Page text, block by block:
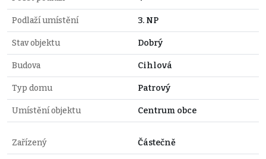
Podlaží umístění 3. NP
Stav objektu Dobrý
Budova Cihlová
Typ domu Patrový
Umístění objektu Centrum obce
Zařízený Částečně